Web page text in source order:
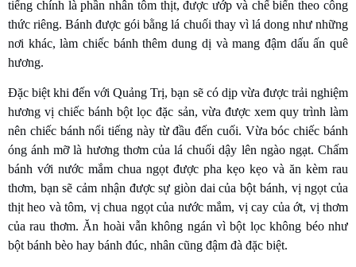
tiếng chính là phần nhân tôm thịt, được ướp và chế biến theo công
thức riêng. Bánh được gói bằng lá chuối thay vì lá dong như những
nơi khác, làm chiếc bánh thêm dung dị và mang đậm dấu ấn quê
hương.
Đặc biệt khi đến với Quảng Trị, bạn sẽ có dịp vừa được trải nghiệm
hương vị chiếc bánh bột lọc đặc sản, vừa được xem quy trình làm
nên chiếc bánh nổi tiếng này từ đầu đến cuối. Vừa bóc chiếc bánh
óng ánh mỡ là hương thơm của lá chuối dậy lên ngào ngạt. Chấm
bánh với nước mắm chua ngọt được pha kẹo kẹo và ăn kèm rau
thơm, bạn sẽ cảm nhận được sự giòn dai của bột bánh, vị ngọt của
thịt heo và tôm, vị chua ngọt của nước mắm, vị cay của ớt, vị thơm
của rau thơm. Ăn hoài vẫn không ngán vì bột lọc không béo như
bột bánh bèo hay bánh đúc, nhân cũng đậm đà đặc biệt.